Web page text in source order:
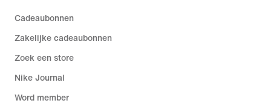
Cadeaubonnen
Zakelijke cadeaubonnen
Zoek een store
Nike Journal
Word member